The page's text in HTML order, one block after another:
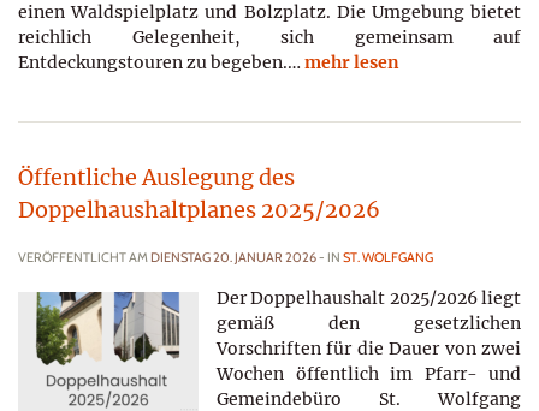
einen Waldspielplatz und Bolzplatz. Die Umgebung bietet
reichlich Gelegenheit, sich gemeinsam auf
Entdeckungstouren zu begeben.… mehr lesen
Öffentliche Auslegung des
Doppelhaushaltplanes 2025/2026
VERÖFFENTLICHT AM DIENSTAG 20. JANUAR 2026- IN ST. WOLFGANG
Der Doppelhaushalt 2025/2026 liegt
gemäß den gesetzlichen
Vorschriften für die Dauer von zwei
Wochen öffentlich im Pfarr- und
Gemeindebüro St. Wolfgang